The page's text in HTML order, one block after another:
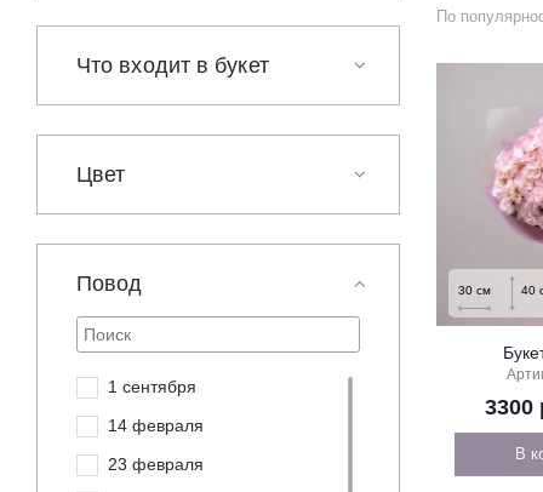
По
30 см 40
3300
В
Что входит в букет
Цвет
Повод
1 сентября
14 февраля
23 февраля